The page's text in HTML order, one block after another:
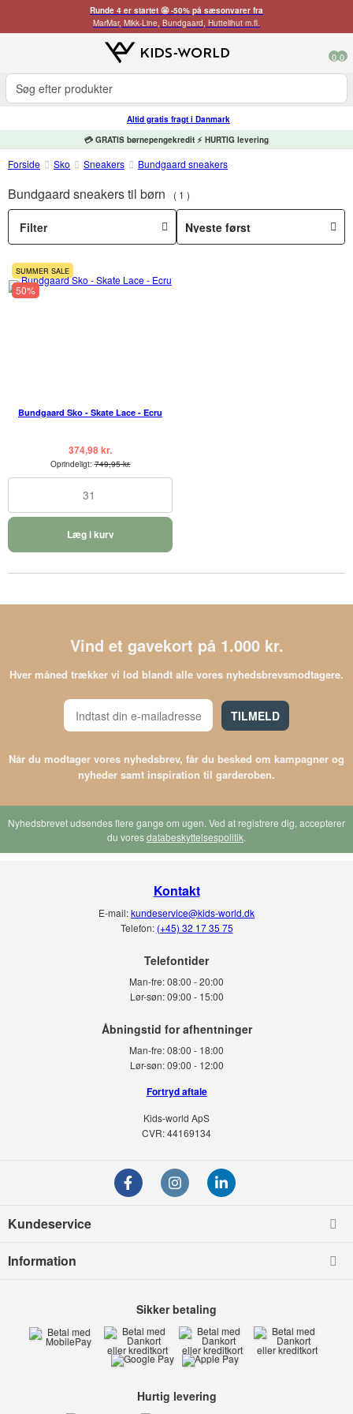
Runde 4 er startet 🤩 -50% på sæsonvarer fra
MarMar, Mikk-Line, Bundgaard, Huttelihut m.fl.
0 0
Altid gratis fragt i Danmark
💳 GRATIS børnepengekredit ⚡ HURTIG levering
Forside Sko Sneakers Bundgaard sneakers
Bundgaard sneakers til børn 1
Filter
SUMMER SALE
50%
Bundgaard Sko - Skate Lace - Ecru
374,98 kr.
Oprindeligt:749,95 kr.
31
Læg i kurv
Vind et gavekort på 1.000 kr.
Hver måned trækker vi lod blandt alle vores nyhedsbrevsmodtagere.
TILMELD
Når du modtager vores nyhedsbrev, får du besked om kampagner og
nyheder samt inspiration til garderoben.
Nyhedsbrevet udsendes flere gange om ugen. Ved at registrere dig, accepterer
du voresdatabeskyttelsespolitik.
Kontakt
E-mail:kundeservice@kids-world.dk
Telefon: (+45) 32 17 35 75
Telefontider
Man-fre:08:00 - 20:00
Lør-søn: 09:00 - 15:00
Man-fre:08:00 - 18:00
Lør-søn:09:00 - 12:00
Fortryd aftale
Kids-world ApS
CVR: 44169134
Kundeservice
Information
Sikker betaling
Hurtig levering